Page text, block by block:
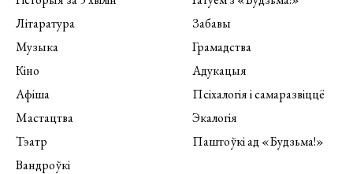
Літаратура
Музыка
Кіно
Афіша
Мастацтва
Тэатр
Вандроўкі
Забавы
Грамадства
Адукацыя
Псіхалогія і самаразвіццё
Экалогія
Паштоўкі ад «Будзьма!»